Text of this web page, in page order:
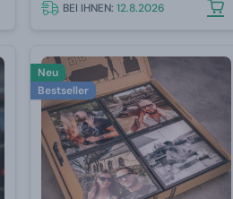
BEI IHNEN:12.8.2026
Neu
Bestseller